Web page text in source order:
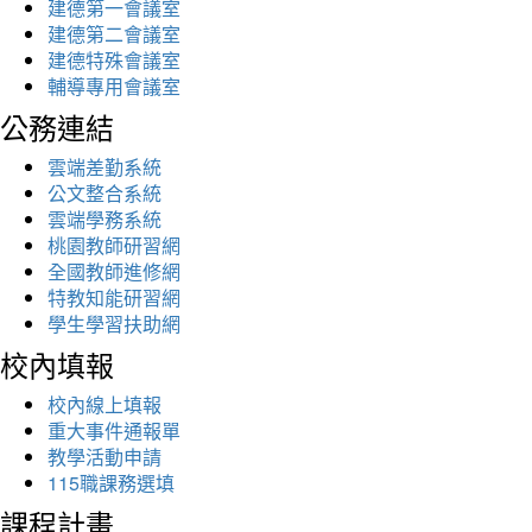
建德第一會議室
建德第二會議室
建德特殊會議室
輔導專用會議室
公務連結
雲端差勤系統
公文整合系統
雲端學務系統
桃園教師研習網
全國教師進修網
特教知能研習網
學生學習扶助網
校內填報
校內線上填報
重大事件通報單
教學活動申請
115職課務選填
課程計畫